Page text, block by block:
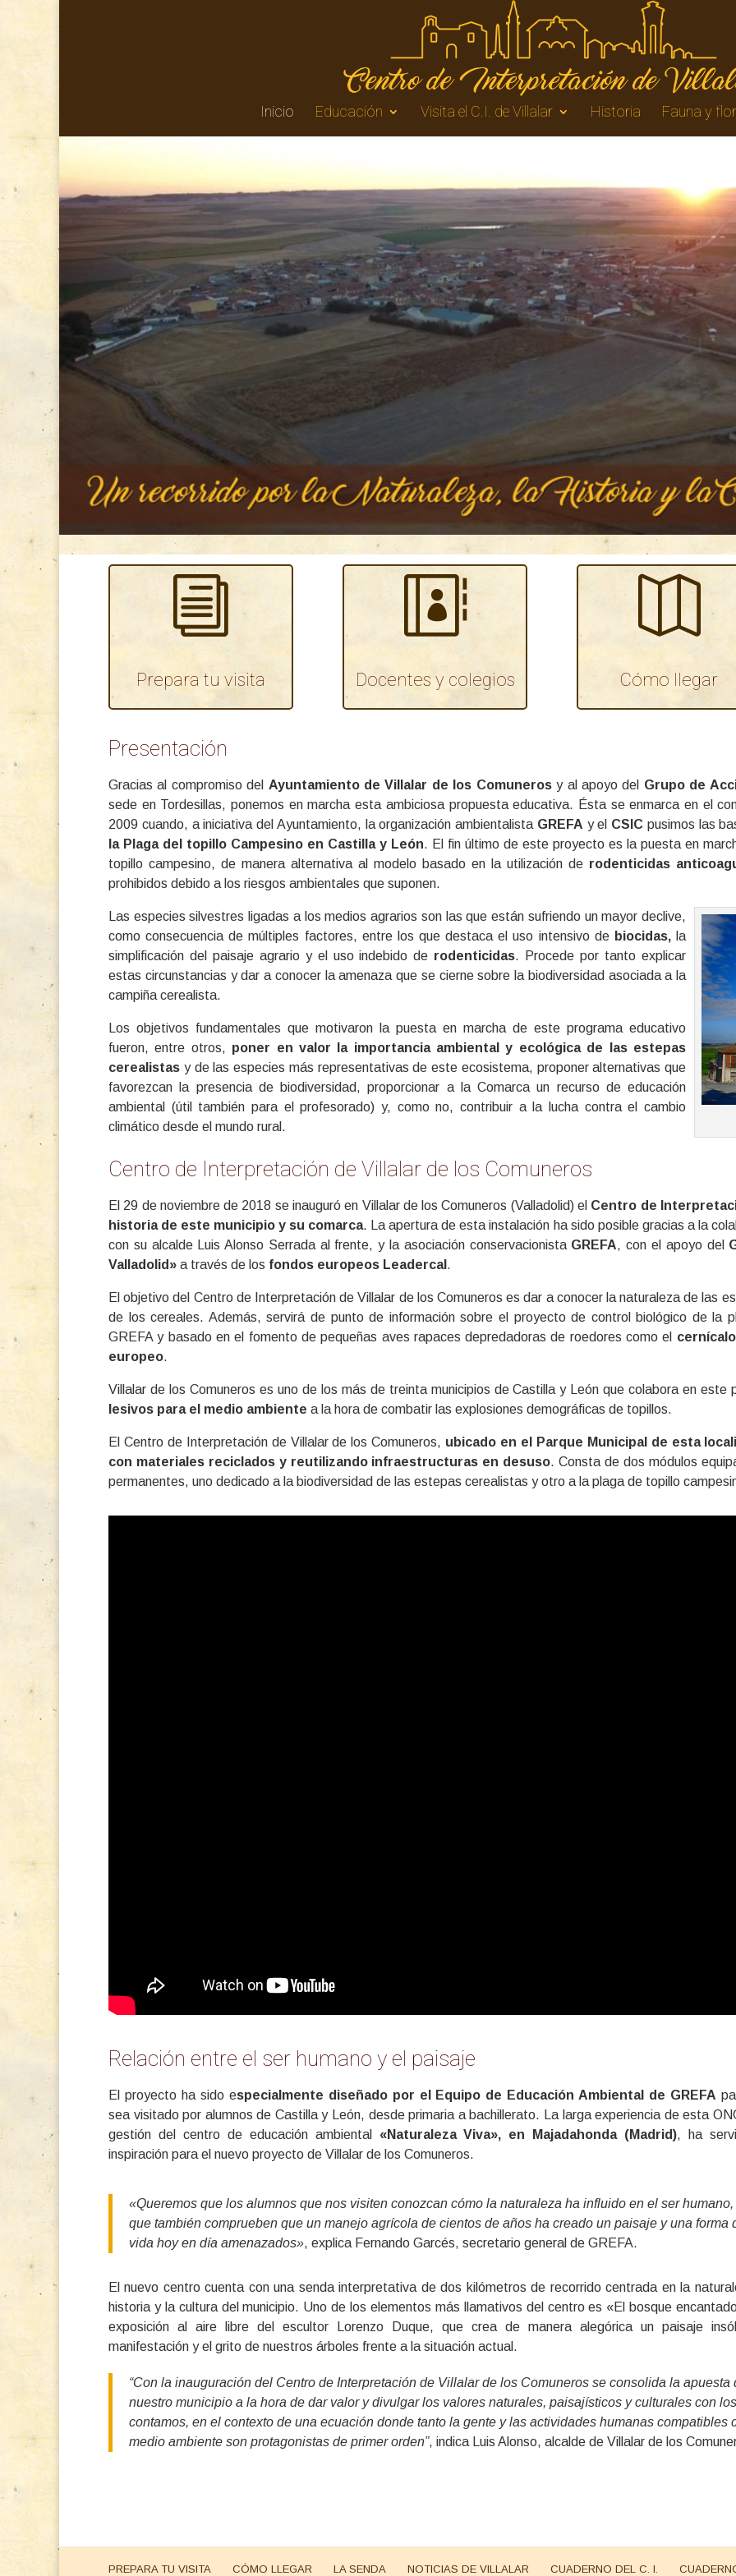
Inicio Educación Visita el C.I. de Villalar Historia Fauna y
i
Prepara tu visita

Docentes y colegios

Cómo llegar
Presentación
Gracias al compromiso del Ayuntamiento de Villalar de los Comunerosy al apoyo del Grupo de
sede en Tordesillas, ponemos en marcha esta ambiciosa propuesta educativa. Ésta se enmarca en el
2009 cuando, a iniciativa del Ayuntamiento, la organización ambientalista GREFA y el CSIC pusimos las
la Plaga del topillo Campesino en Castilla y León. El fin último de este proyecto es la puesta en
topillo campesino, de manera alternativa al modelo basado en la utilización de rodenticidas
prohibidos debido a los riesgos ambientales que suponen.
Las especies silvestres ligadas a los medios agrarios son las que están sufriendo un mayor declive,
como consecuencia de múltiples factores, entre los que destaca el uso intensivo de biocidas,la
simplificación del paisaje agrario y el uso indebido de rodenticidas. Procede por tanto explicar
estas circunstancias y dar a conocer la amenaza que se cierne sobre la biodiversidad asociada a la
campiña cerealista.
Los objetivos fundamentales que motivaron la puesta en marcha de este programa educativo
fueron, entre otros, poner en valor la importancia ambiental y ecológica de las estepas
cerealistas y de las especies más representativas de este ecosistema, proponer alternativas que
favorezcan la presencia de biodiversidad, proporcionar a la Comarca un recurso de educación
ambiental (útil también para el profesorado) y, como no, contribuir a la lucha contra el cambio
climático desde el mundo rural.
Centro de Interpretación de Villalar de los Comuneros
El 29 de noviembre de 2018 se inauguró en Villalar de los Comuneros (Valladolid) el Centro de
historia de este municipio y su comarca. La apertura de esta instalación ha sido posible gracias a la
con su alcalde Luis Alonso Serrada al frente, y la asociación conservacionista GREFA, con el apoyo del
Valladolid» a través de los fondos europeos Leadercal .
El objetivo del Centro de Interpretación de Villalar de los Comuneros es dar a conocer la naturaleza de las
de los cereales. Además, servirá de punto de información sobre el proyecto de control biológico de la
GREFA y basado en el fomento de pequeñas aves rapaces depredadoras de roedores como el
europeo.
Villalar de los Comuneros es uno de los más de treinta municipios de Castilla y León que colabora en
lesivos para el medio ambiente a la hora de combatir las explosiones demográficas de topillos.
El Centro de Interpretación de Villalar de los Comuneros, ubicado en el Parque Municipal de esta
con materiales reciclados y reutilizando infraestructuras en desuso. Consta de dos módulos
permanentes, uno dedicado a la biodiversidad de las estepas cerealistas y otro a la plaga de topillo
Relación entre el ser humano y el paisaje
El proyecto ha sido especialmente diseñado por el Equipo de Educación Ambiental de GREFA
sea visitado por alumnos de Castilla y León, desde primaria a bachillerato. La larga experiencia de esta
gestión del centro de educación ambiental «Naturaleza Viva», en Majadahonda (Madrid), ha
inspiración para el nuevo proyecto de Villalar de los Comuneros.
«Queremos que los alumnos que nos visiten conozcan cómo la naturaleza ha influido en el ser humano,
que también comprueben que un manejo agrícola de cientos de años ha creado un paisaje y una forma
vida hoy en día amenazados», explica Fernando Garcés, secretario general de GREFA.
El nuevo centro cuenta con una senda interpretativa de dos kilómetros de recorrido centrada en la
historia y la cultura del municipio. Uno de los elementos más llamativos del centro es «El bosque
exposición al aire libre del escultor Lorenzo Duque, que crea de manera alegórica un paisaje
manifestación y el grito de nuestros árboles frente a la situación actual.
“Con la inauguración del Centro de Interpretación de Villalar de los Comuneros se consolida la apuesta
nuestro municipio a la hora de dar valor y divulgar los valores naturales, paisajísticos y culturales con
contamos, en el contexto de una ecuación donde tanto la gente y las actividades humanas compatibles
medio ambiente son protagonistas de primer orden”, indica Luis Alonso, alcalde de Villalar de los
PREPARA TU VISITA CÓMO LLEGAR LA SENDA NOTICIAS DE VILLALAR CUADERNO DEL C. I.